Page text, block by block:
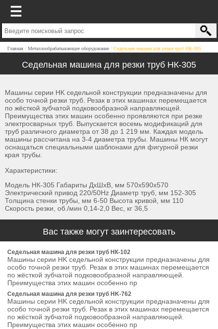
Главная Металлообрабатывающее оборудование Седельная машина для резки труб НК-305
Седельная машина для резки труб НК-305
Машины серии HK седельной конструкции предназначены для
особо точной резки труб. Резак в этих машинах перемещается
по жёсткой зубчатой подковообразной направляющей.
Преимущества этих машин особенно проявляются при резке
электросварных труб. Выпускается восемь модификаций для
труб различного диаметра от 38 до 1 219 мм. Каждая модель
машины рассчитана на 3-4 диаметра трубы. Машины НК могут
оснащаться специальными шаблонами для фигурной резки
края трубы.
Характеристики:
Модель НК-305 Габариты ДхШхВ, мм 570х590х570
Электрический привод 220/50Hz Диаметр труб, мм 152-305
Толщина стенки трубы, мм 6-50 Высота кривой, мм 110
Скорость резки, об./мин 0,14-2,0 Вес, кг 36,5
Вас также могут заинтересовать
Седельная машина для резки труб НК-102
Машины серии HK седельной конструкции предназначены для
особо точной резки труб. Резак в этих машинах перемещается
по жёсткой зубчатой подковообразной направляющей.
Преимущества этих машин особенно пр
Седельная машина для резки труб HK-762
Машины серии HK седельной конструкции предназначены для
особо точной резки труб. Резак в этих машинах перемещается
по жёсткой зубчатой подковообразной направляющей.
Преимущества этих машин особенно пр